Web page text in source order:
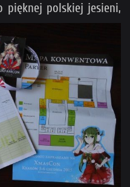
pięknej polskiej jesieni,